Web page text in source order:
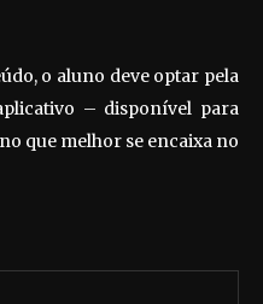
o aluno deve optar pela
– disponível para
que melhor se encaixa no